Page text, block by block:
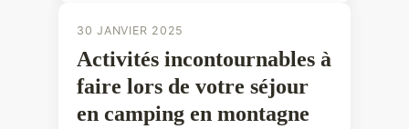
30 JANVIER 2025
Activités incontournables à
faire lors de votre séjour
en camping en montagne